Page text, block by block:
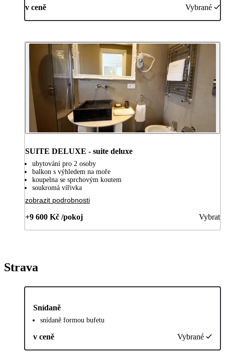
v ceně Vybrané
SUITE DELUXE - suite deluxe
ubytování pro 2 osoby
balkon s výhledem na moře
koupelna se sprchovým koutem
soukromá vířivka
zobrazit podrobnosti
+9 600 Kč /pokoj Vybrat
Strava
Snídaně
snídaně formou bufetu
v ceně Vybrané